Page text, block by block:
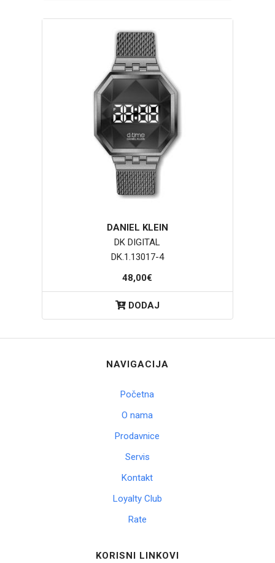
DANIEL KLEIN
DK DIGITAL
DK.1.13017-4
48,00€
DODAJ
NAVIGACIJA
Početna
O nama
Prodavnice
Servis
Kontakt
Loyalty Club
Rate
KORISNI LINKOVI